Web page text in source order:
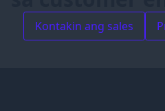
Kontakin ang sales